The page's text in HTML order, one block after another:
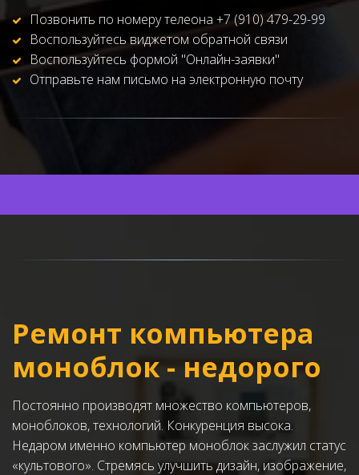
Позвонить по номеру телеона +7 (910) 479-29-99
Воспользуйтесь виджетом обратной связи
Воспользуйтесь формой "Онлайн-заявки"
Отправьте нам письмо на электронную почту
Ремонт компьютера
моноблок - недорого
Постоянно производят множество компьютеров,
моноблоков, технологий. Конкуренция высока.
Недаром именно компьютер моноблок заслужил статус
«культового». Стремясь улучшить дизайн, изображение,